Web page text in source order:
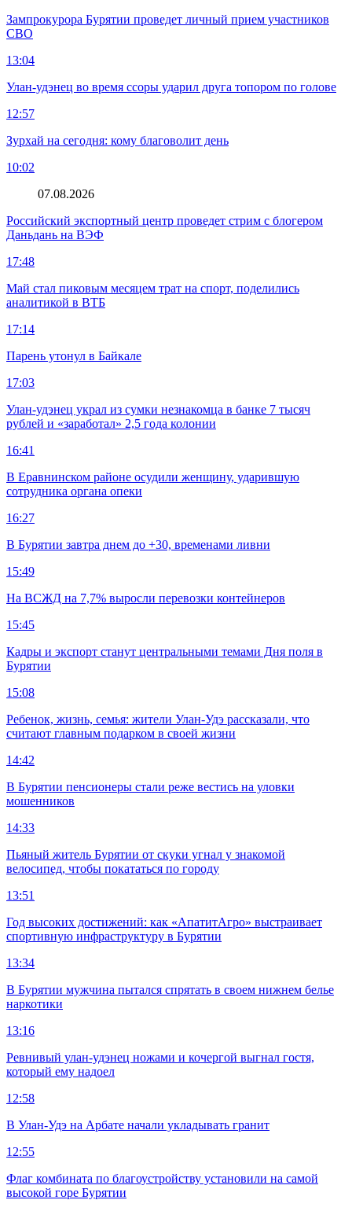
Зампрокурора Бурятии проведет личный прием участников
СВО
13:04
Улан-удэнец во время ссоры ударил друга топором по голове
12:57
Зурхай на сегодня: кому благоволит день
10:02
07.08.2026
Российский экспортный центр проведет стрим с блогером
Даньдань на ВЭФ
17:48
Май стал пиковым месяцем трат на спорт, поделились
аналитикой в ВТБ
17:14
Парень утонул в Байкале
17:03
Улан-удэнец украл из сумки незнакомца в банке 7 тысяч
рублей и «заработал» 2,5 года колонии
16:41
В Еравнинском районе осудили женщину, ударившую
сотрудника органа опеки
16:27
В Бурятии завтра днем до +30, временами ливни
15:49
На ВСЖД на 7,7% выросли перевозки контейнеров
15:45
Кадры и экспорт станут центральными темами Дня поля в
Бурятии
15:08
Ребенок, жизнь, семья: жители Улан-Удэ рассказали, что
считают главным подарком в своей жизни
14:42
В Бурятии пенсионеры стали реже вестись на уловки
мошенников
14:33
Пьяный житель Бурятии от скуки угнал у знакомой
велосипед, чтобы покататься по городу
13:51
Год высоких достижений: как «АпатитАгро» выстраивает
спортивную инфраструктуру в Бурятии
13:34
В Бурятии мужчина пытался спрятать в своем нижнем белье
наркотики
13:16
Ревнивый улан-удэнец ножами и кочергой выгнал гостя,
который ему надоел
12:58
В Улан-Удэ на Арбате начали укладывать гранит
12:55
Флаг комбината по благоустройству установили на самой
высокой горе Бурятии